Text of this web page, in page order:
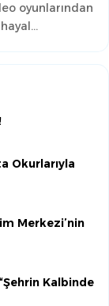
oyunlarından
Okurlarıyla
Merkezi’nin
Kalbinde